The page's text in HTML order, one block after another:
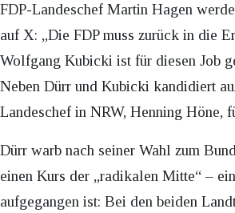
FDP-Landeschef Martin Hagen
auf X: „Die FDP muss zurück in die
Wolfgang Kubicki ist für diesen Job
Neben Dürr und Kubicki kandidiert
Landeschef in NRW, Henning Höne,
Dürr warb nach seiner Wahl zum
einen Kurs der „radikalen Mitte“ –
aufgegangen ist: Bei den beiden